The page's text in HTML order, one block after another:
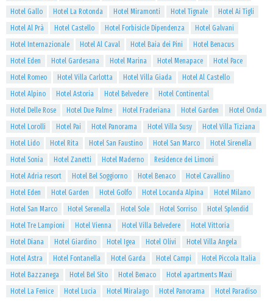
Hotel Gallo
Hotel La Rotonda Hotel Miramonti Hotel Tignale
Hotel Ai Tigli
Hotel Al Prà
Hotel Castello Hotel Forbisicle Dipendenza
Hotel Galvani
Hotel Internazionale
Hotel Al Caval Hotel Baia dei Pini
Hotel Benacus
Hotel Eden
Hotel Gardesana Hotel Marina Hotel Menapace
Hotel Pace
Hotel Romeo
Hotel Villa Carlotta Hotel Villa Giada
Hotel Al Castello
Hotel Alpino
Hotel Astoria Hotel Belvedere
Hotel Continental
Hotel Delle Rose
Hotel Due Palme Hotel Fraderiana Hotel Garden
Hotel Onda
Hotel Lorolli
Hotel Pai Hotel Panorama Hotel Villa Susy
Hotel Villa Tiziana
Hotel Lido
Hotel Rita Hotel San Faustino Hotel San Marco
Hotel Sirenella
Hotel Sonia
Hotel Zanetti Hotel Maderno
Residence dei Limoni
Hotel Adria resort
Hotel Bel Soggiorno Hotel Benaco
Hotel Cavallino
Hotel Eden
Hotel Garden Hotel Golfo Hotel Locanda Alpina
Hotel Milano
Hotel San Marco
Hotel Serenella Hotel Sole Hotel Sorriso
Hotel Splendid
Hotel Tre Lampioni
Hotel Vienna Hotel Villa Belvedere
Hotel Vittoria
Hotel Diana
Hotel Giardino Hotel Igea Hotel Olivi
Hotel Villa Angela
Hotel Astra
Hotel Fontanella Hotel Garda Hotel Campi
Hotel Piccola Italia
Hotel Bazzanega
Hotel Bel Sito Hotel Benaco
Hotel apartments Maxi
Hotel La Fenice
Hotel Lucia Hotel Miralago Hotel Panorama
Hotel Paradiso